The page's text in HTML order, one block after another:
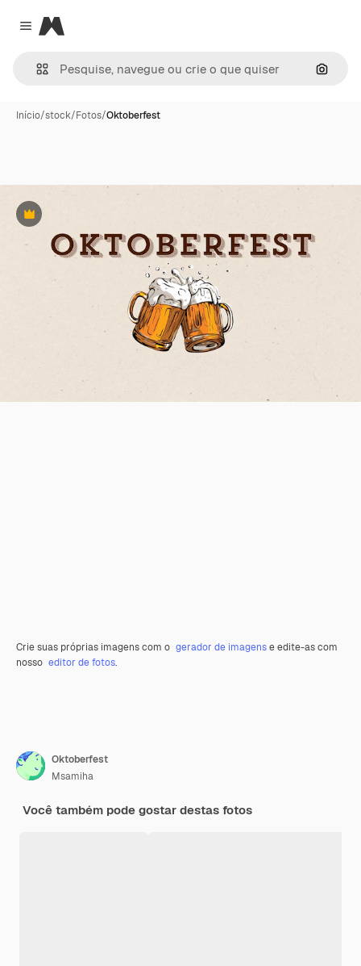
Close menu
Magnific
Início/stock/Fotos/Oktoberfest
Premium
Crie suas próprias imagens com o gerador de imagense edite-as com
nosso editor de fotos.
Oktoberfest
Msamiha
Você também pode gostar destas fotos